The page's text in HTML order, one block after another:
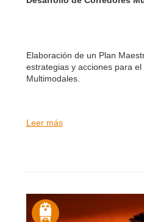
Elaboración de un Plan
estrategias y acciones para
Multimodales.
Leer más